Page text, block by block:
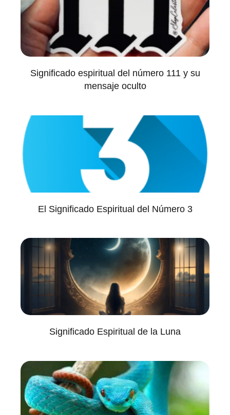
Significado espiritual del número 111 y su
mensaje oculto
El Significado Espiritual del Número 3
Significado Espiritual de la Luna